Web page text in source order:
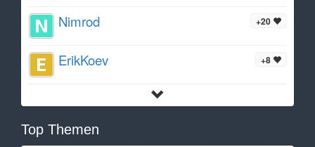
+20
Nimrod
+8
ErikKoev
Top Themen